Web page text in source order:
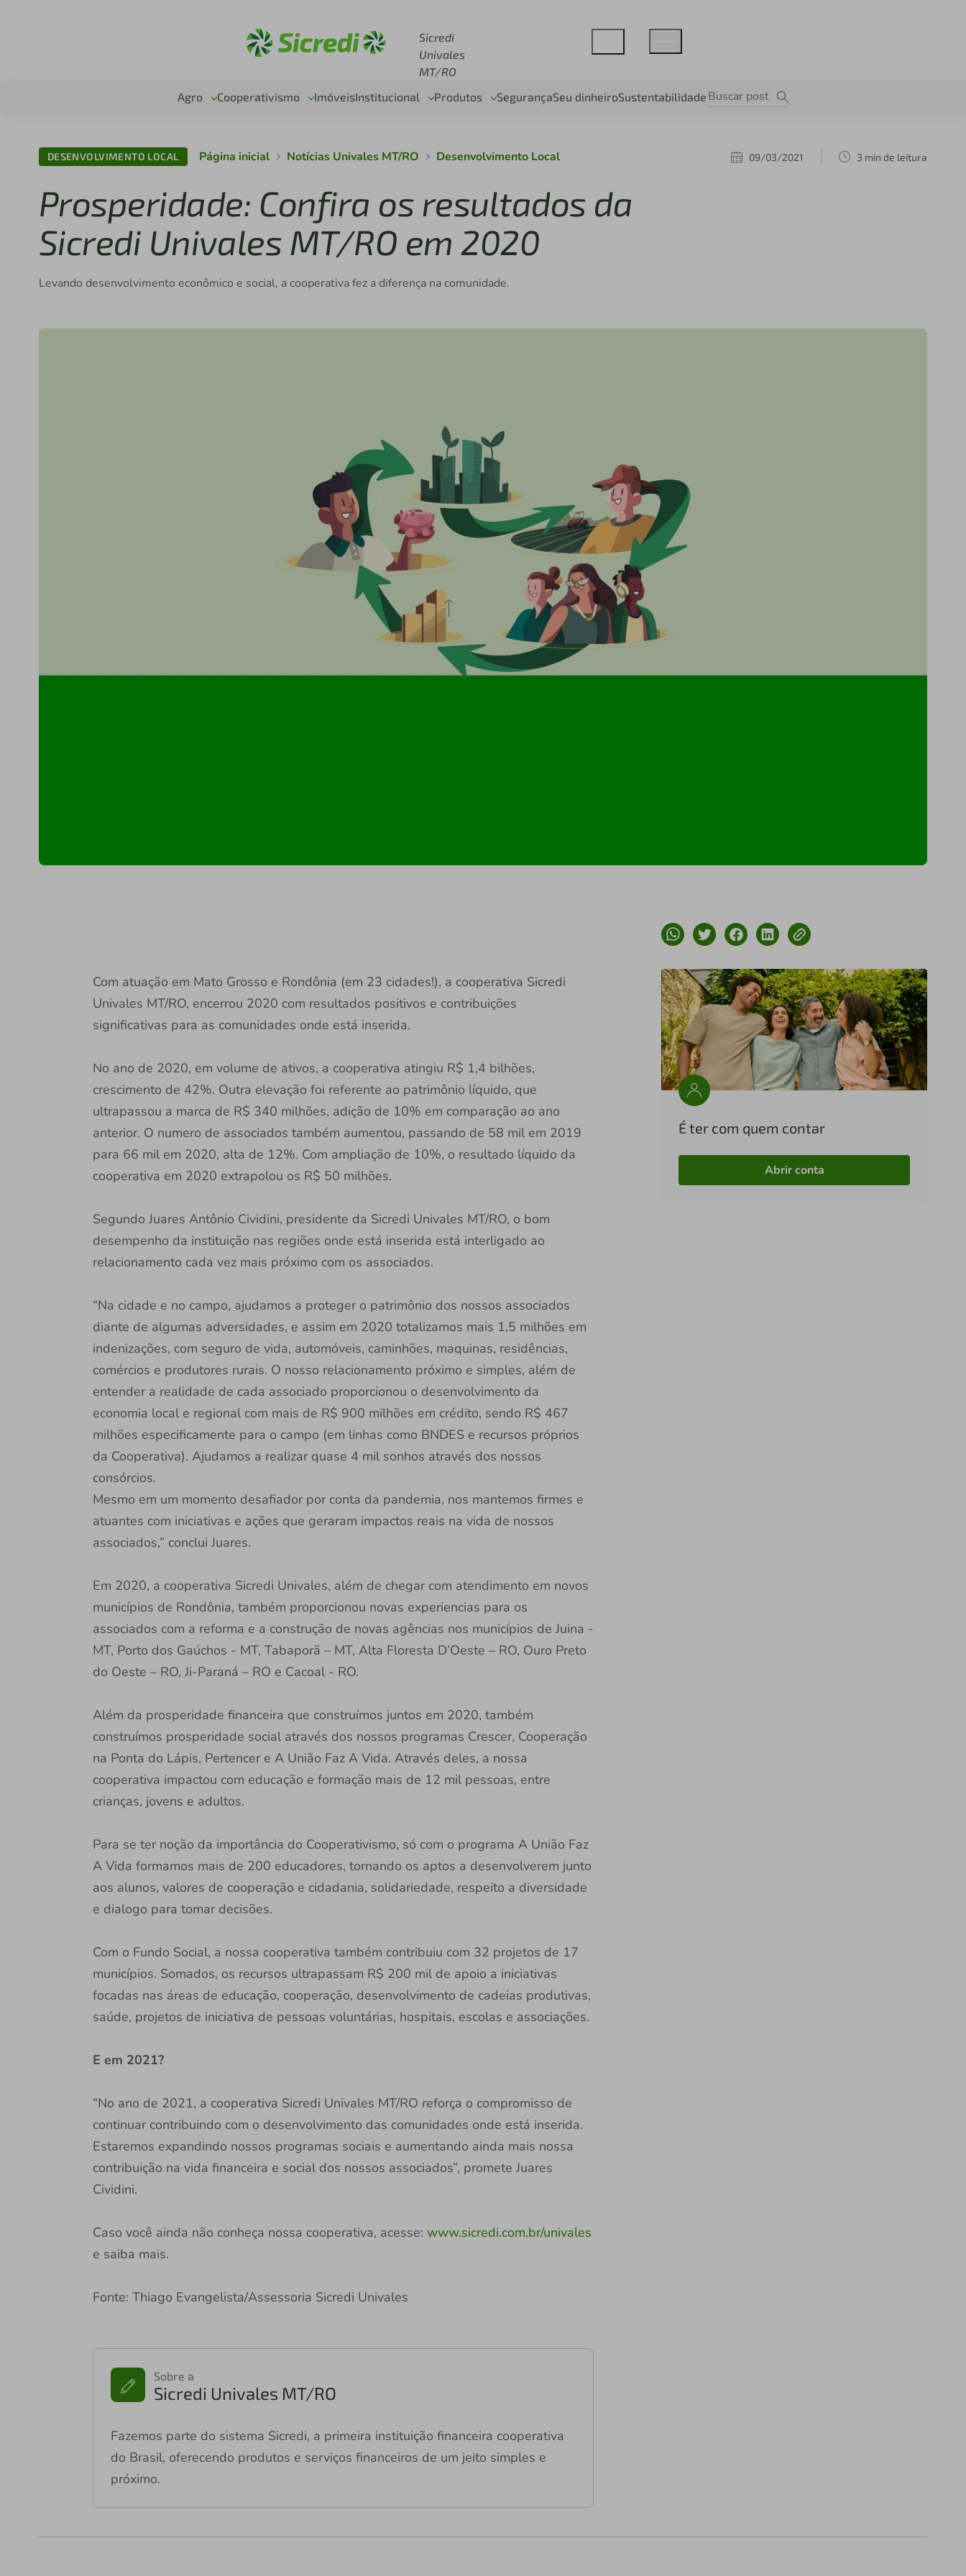
Sicredi
Univales
MT/RO
Agro
Cooperativismo ImóveisInstitucional Produtos SegurançaSeu dinheiroSustentabilidade
DESENVOLVIMENTO LOCAL Página inicial Notícias Univales MT/RO Desenvolvimento Local 09/03/2021 3 min de leitura
Prosperidade: Confira os resultados da
Sicredi Univales MT/RO em 2020
Levando desenvolvimento econômico e social, a cooperativa fez a diferença na comunidade.
Com atuação em Mato Grosso e Rondônia (em 23 cidades!), a cooperativa Sicredi
Univales MT/RO, encerrou 2020 com resultados positivos e contribuições
significativas para as comunidades onde está inserida.
No ano de 2020, em volume de ativos, a cooperativa atingiu R$ 1,4 bilhões,
crescimento de 42%. Outra elevação foi referente ao patrimônio líquido, que
ultrapassou a marca de R$ 340 milhões, adição de 10% em comparação ao ano
anterior. O numero de associados também aumentou, passando de 58 mil em 2019
para 66 mil em 2020, alta de 12%. Com ampliação de 10%, o resultado líquido da
cooperativa em 2020 extrapolou os R$ 50 milhões.
Segundo Juares Antônio Cividini, presidente da Sicredi Univales MT/RO, o bom
desempenho da instituição nas regiões onde está inserida está interligado ao
relacionamento cada vez mais próximo com os associados.
“Na cidade e no campo, ajudamos a proteger o patrimônio dos nossos associados
diante de algumas adversidades, e assim em 2020 totalizamos mais 1,5 milhões em
indenizações, com seguro de vida, automóveis, caminhões, maquinas, residências,
comércios e produtores rurais. O nosso relacionamento próximo e simples, além de
entender a realidade de cada associado proporcionou o desenvolvimento da
economia local e regional com mais de R$ 900 milhões em crédito, sendo R$ 467
milhões especificamente para o campo (em linhas como BNDES e recursos próprios
da Cooperativa). Ajudamos a realizar quase 4 mil sonhos através dos nossos
consórcios.
Mesmo em um momento desafiador por conta da pandemia, nos mantemos firmes e
atuantes com iniciativas e ações que geraram impactos reais na vida de nossos
associados,” conclui Juares.
Em 2020, a cooperativa Sicredi Univales, além de chegar com atendimento em novos
municípios de Rondônia, também proporcionou novas experiencias para os
associados com a reforma e a construção de novas agências nos municípios de Juina -
MT, Porto dos Gaúchos - MT, Tabaporã – MT, Alta Floresta D’Oeste – RO, Ouro Preto
do Oeste – RO, Ji-Paraná – RO e Cacoal - RO.
Além da prosperidade financeira que construímos juntos em 2020, também
construímos prosperidade social através dos nossos programas Crescer, Cooperação
na Ponta do Lápis, Pertencer e A União Faz A Vida. Através deles, a nossa
cooperativa impactou com educação e formação mais de 12 mil pessoas, entre
crianças, jovens e adultos.
Para se ter noção da importância do Cooperativismo, só com o programa A União Faz
A Vida formamos mais de 200 educadores, tornando os aptos a desenvolverem junto
aos alunos, valores de cooperação e cidadania, solidariedade, respeito a diversidade
e dialogo para tomar decisões.
Com o Fundo Social, a nossa cooperativa também contribuiu com 32 projetos de 17
municípios. Somados, os recursos ultrapassam R$ 200 mil de apoio a iniciativas
focadas nas áreas de educação, cooperação, desenvolvimento de cadeias produtivas,
saúde, projetos de iniciativa de pessoas voluntárias, hospitais, escolas e associações.
E em 2021?
“No ano de 2021, a cooperativa Sicredi Univales MT/RO reforça o compromisso de
continuar contribuindo com o desenvolvimento das comunidades onde está inserida.
Estaremos expandindo nossos programas sociais e aumentando ainda mais nossa
contribuição na vida financeira e social dos nossos associados”, promete Juares
Cividini.
Caso você ainda não conheça nossa cooperativa, acesse: www.sicredi.com.br/univales
e saiba mais.
Fonte: Thiago Evangelista/Assessoria Sicredi Univales
Sobre a
Sicredi Univales MT/RO
Fazemos parte do sistema Sicredi, a primeira instituição financeira cooperativa
do Brasil, oferecendo produtos e serviços financeiros de um jeito simples e
próximo.
É ter com quem contar
Abrir conta